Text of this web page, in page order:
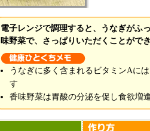
電子レンジで調理すると、うなぎがふ
味野菜で、さっぱりいただくことがで
うなぎに多く含まれるビタミンAに
す
香味野菜は胃酸の分泌を促し食欲増